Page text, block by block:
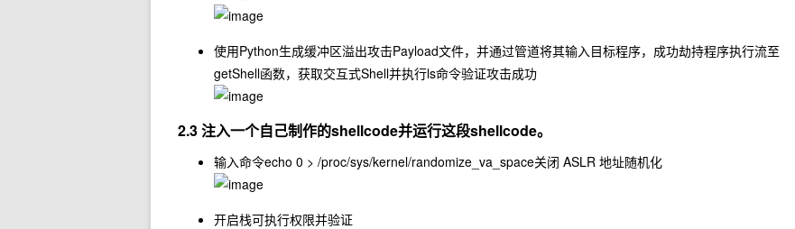
使用Python生成缓冲区溢出攻击Payload文件，并通过管道将其输入目标程序，成功劫持程序执行流至
getShell函数，获取交互式Shell并执行ls命令验证攻击成功
2.3 注入一个自己制作的shellcode并运行这段shellcode。
输入命令echo 0 > /proc/sys/kernel/randomize_va_space关闭 ASLR 地址随机化
开启栈可执行权限并验证